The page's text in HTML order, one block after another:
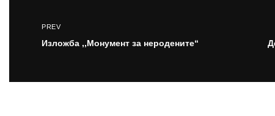
PREV
Изложба ,,Монумент за неродените“